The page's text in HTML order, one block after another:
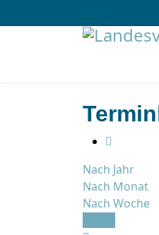
Nach Jahr
Nach Monat
Nach Woche